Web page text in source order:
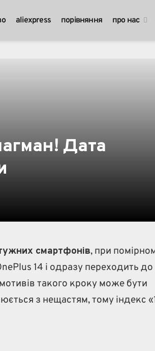
aliexpress порівняння про нас
Дата
смартфонів, при
14 і одразу переходить до
такого кроку може бути
з нещастям, тому індекс